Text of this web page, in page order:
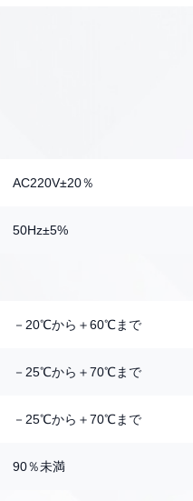
AC220V±20％
50Hz±5%
－20℃から＋60℃まで
－25℃から＋70℃まで
－25℃から＋70℃まで
90％未満